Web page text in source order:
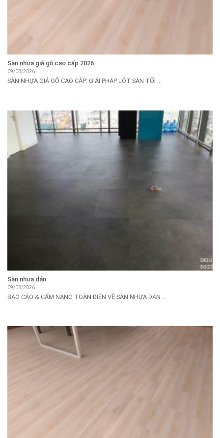
Sàn nhựa giả gỗ cao cấp 2026
09/08/2026
SÀN NHỰA GIẢ GỖ CAO CẤP: GIẢI PHÁP LÓT SÀN TỐI ...
Sàn nhựa dán
09/08/2026
BÁO CÁO & CẨM NANG TOÀN DIỆN VỀ SÀN NHỰA DÁN ...